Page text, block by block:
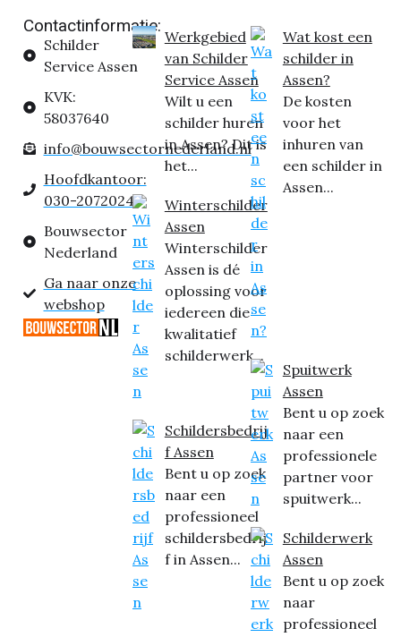
Contactinformatie:
Schilder
Service Assen
KVK:
58037640
info@bouwsectornederland.nl
Hoofdkantoor:
030-2072024
Bouwsector
Nederland
Ga naar onze
webshop
Werkgebied
van Schilder
Service Assen
Wilt u een
schilder huren
in Assen? Dit is
het...
Winterschilder
Assen
Winterschilder
Assen is dé
oplossing voor
iedereen die
kwalitatief
schilderwerk...
Schildersbedrij
f Assen
Bent u op zoek
naar een
professioneel
schildersbedrij
f in Assen...
Wat kost een
schilder in
Assen?
De kosten
voor het
inhuren van
een schilder in
Assen...
Spuitwerk
Assen
Bent u op zoek
naar een
professionele
partner voor
spuitwerk...
Schilderwerk
Assen
Bent u op zoek
naar
professioneel